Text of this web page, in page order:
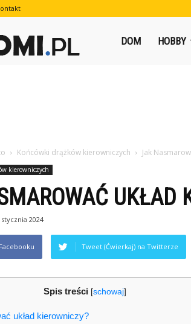
DOM HOBBY
Końcówki drążków kierowniczych Jak
kierowniczych
UKŁAD
stycznia 2024
Tweet (Ćwierkaj) na Twitterze
Spis treści [schowaj]
układ kierowniczy?